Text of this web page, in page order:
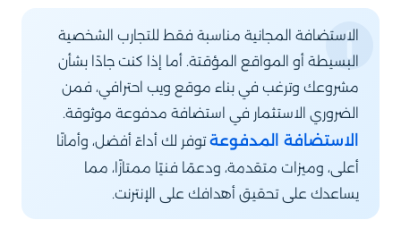
الاستضافة المجانية مناسبة فقط للتجارب الشخصية
البسيطة أو المواقع المؤقتة. أما إذا كنت جادًا بشأن
مشروعك وترغب في بناء موقع ويب احترافي، فمن
الضروري الاستثمار في استضافة مدفوعة موثوقة.
الاستضافة المدفوعةتوفر لك أداءً أفضل، وأمانًا
أعلى، وميزات متقدمة، ودعمًا فنيًا ممتازًا، مما
يساعدك على تحقيق أهدافك على الإنترنت.